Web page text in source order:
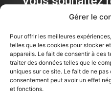
Gérer le
Pour offrir les meilleures
telles que les cookies pour stocker
appareils. Le fait de consentir à ces
traiter des données telles que le
uniques sur ce site. Le fait de ne
consentement peut avoir un effet
et fonctions.
Internet, une
Que ce soit pour de la
monter une équipe autour de
à